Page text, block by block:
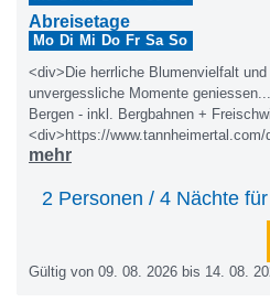
Abreisetage
Mo Di Mi Do Fr Sa So
<div>Die herrliche Blumenvielfalt
unvergessliche Momente
Bergen - inkl. Bergbahnen +
<div>https://
mehr
2 Personen / 4 Nächte
Gültig von 09. 08. 2026 bis 14. 08.